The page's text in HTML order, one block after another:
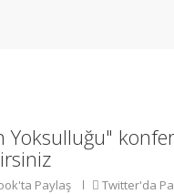
Paylaş Twitter'da